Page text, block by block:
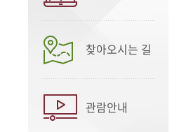
찾아오시는 길
관람안내